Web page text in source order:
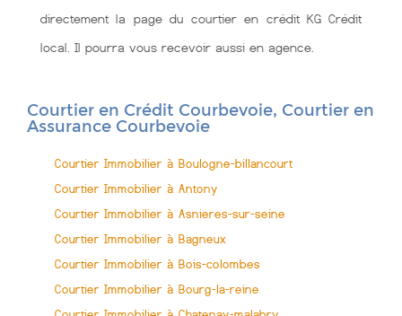
directement la page du courtier en crédit KG Crédit
local. Il pourra vous recevoir aussi en agence.
Courtier en Crédit Courbevoie, Courtier en
Assurance Courbevoie
Courtier Immobilier à Boulogne-billancourt
Courtier Immobilier à Antony
Courtier Immobilier à Asnieres-sur-seine
Courtier Immobilier à Bagneux
Courtier Immobilier à Bois-colombes
Courtier Immobilier à Bourg-la-reine